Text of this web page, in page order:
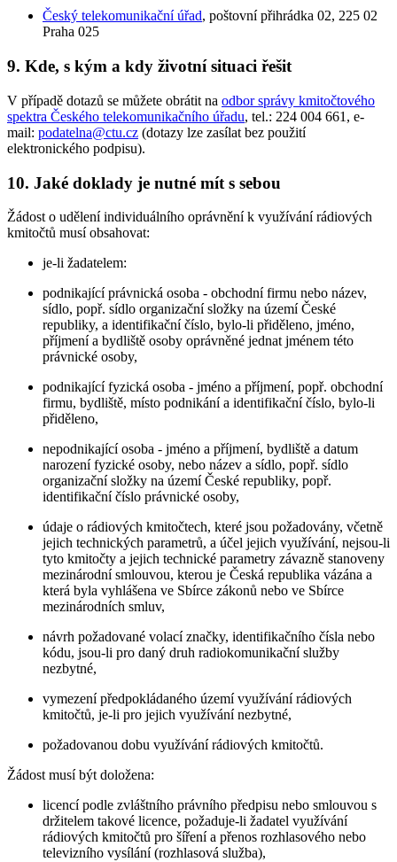
Český telekomunikační úřad, poštovní přihrádka 02, 225 02
Praha 025
9. Kde, s kým a kdy životní situaci řešit
V případě dotazů se můžete obrátit na odbor správy kmitočtového
spektra Českého telekomunikačního úřadu, tel.: 224 004 661, e-
mail: podatelna@ctu.cz (dotazy lze zasílat bez použití
elektronického podpisu).
10. Jaké doklady je nutné mít s sebou
Žádost o udělení individuálního oprávnění k využívání rádiových
kmitočtů musí obsahovat:
je-li žadatelem:
podnikající právnická osoba - obchodní firmu nebo název,
sídlo, popř. sídlo organizační složky na území České
republiky, a identifikační číslo, bylo-li přiděleno, jméno,
příjmení a bydliště osoby oprávněné jednat jménem této
právnické osoby,
podnikající fyzická osoba - jméno a příjmení, popř. obchodní
firmu, bydliště, místo podnikání a identifikační číslo, bylo-li
přiděleno,
nepodnikající osoba - jméno a příjmení, bydliště a datum
narození fyzické osoby, nebo název a sídlo, popř. sídlo
organizační složky na území České republiky, popř.
identifikační číslo právnické osoby,
údaje o rádiových kmitočtech, které jsou požadovány, včetně
jejich technických parametrů, a účel jejich využívání, nejsou-li
tyto kmitočty a jejich technické parametry závazně stanoveny
mezinárodní smlouvou, kterou je Česká republika vázána a
která byla vyhlášena ve Sbírce zákonů nebo ve Sbírce
mezinárodních smluv,
návrh požadované volací značky, identifikačního čísla nebo
kódu, jsou-li pro daný druh radiokomunikační služby
nezbytné,
vymezení předpokládaného území využívání rádiových
kmitočtů, je-li pro jejich využívání nezbytné,
požadovanou dobu využívání rádiových kmitočtů.
Žádost musí být doložena:
licencí podle zvláštního právního předpisu nebo smlouvou s
držitelem takové licence, požaduje-li žadatel využívání
rádiových kmitočtů pro šíření a přenos rozhlasového nebo
televizního vysílání (rozhlasová služba),